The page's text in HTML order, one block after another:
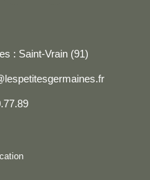
: Saint-Vrain (91)